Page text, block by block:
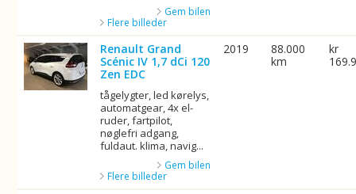
Gem bilen
Flere billeder
Renault Grand
Scénic IV 1,7 dCi 120
Zen EDC
tågelygter, led kørelys,
automatgear, 4x el-
ruder, fartpilot,
nøglefri adgang,
fuldaut. klima, navig...
Gem bilen
Flere billeder
2019
88.000
km
kr